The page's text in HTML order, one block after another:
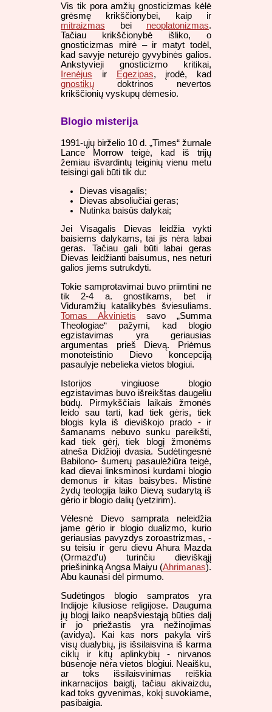
Vis tik pora amžių gnosticizmas kėlė
grėsmę krikščionybei, kaip ir
mitraizmas bei neoplatonizmas.
Tačiau krikščionybė išliko, o
gnosticizmas mirė – ir matyt todėl,
kad savyje neturėjo gyvybinės galios.
Ankstyvieji gnosticizmo kritikai,
Irenėjus ir Egezipas, įrodė, kad
gnostikų doktrinos nevertos
krikščionių vyskupų dėmesio.
Blogio misterija
1991-ųjų birželio 10 d. „Times“ žurnale
Lance Morrow teigė, kad iš trijų
žemiau išvardintų teiginių vienu metu
teisingi gali būti tik du:
Dievas visagalis;
Dievas absoliučiai geras;
Nutinka baisūs dalykai;
Jei Visagalis Dievas leidžia vykti
baisiems dalykams, tai jis nėra labai
geras. Tačiau gali būti labai geras
Dievas leidžianti baisumus, nes neturi
galios jiems sutrukdyti.
Tokie samprotavimai buvo priimtini ne
tik 2-4 a. gnostikams, bet ir
Viduramžių katalikybės šviesuliams.
Tomas Akvinietis savo „Summa
Theologiae“ pažymi, kad blogio
egzistavimas yra geriausias
argumentas prieš Dievą. Priėmus
monoteistinio Dievo koncepciją
pasaulyje nebelieka vietos blogiui.
Istorijos vingiuose blogio
egzistavimas buvo išreikštas daugeliu
būdų. Pirmykščiais laikais žmonės
leido sau tarti, kad tiek gėris, tiek
blogis kyla iš dieviškojo prado - ir
šamanams nebuvo sunku pareikšti,
kad tiek gėrį, tiek blogį žmonėms
atneša Didžioji dvasia. Sudėtingesnė
Babilono- šumerų pasaulėžiūra teigė,
kad dievai linksminosi kurdami blogio
demonus ir kitas baisybes. Mistinė
žydų teologija laiko Dievą sudarytą iš
gėrio ir blogio dalių (yetzirim).
Vėlesnė Dievo samprata neleidžia
jame gėrio ir blogio dualizmo, kurio
geriausias pavyzdys zoroastrizmas, -
su teisiu ir geru dievu Ahura Mazda
(Ormazd'u) turinčiu dieviškąjį
priešininką Angsa Maiyu (Ahrimanas).
Abu kaunasi dėl pirmumo.
Sudėtingos blogio sampratos yra
Indijoje kilusiose religijose. Dauguma
jų blogį laiko neapšviestąją būties dalį
ir jo priežastis yra nežinojimas
(avidya). Kai kas nors pakyla virš
visų dualybių, jis išsilaisvina iš karma
ciklų ir kitų aplinkybių - nirvanos
būsenoje nėra vietos blogiui. Neaišku,
ar toks išsilaisvinimas reiškia
inkarnacijos baigtį, tačiau akivaizdu,
kad toks gyvenimas, kokį suvokiame,
pasibaigia.